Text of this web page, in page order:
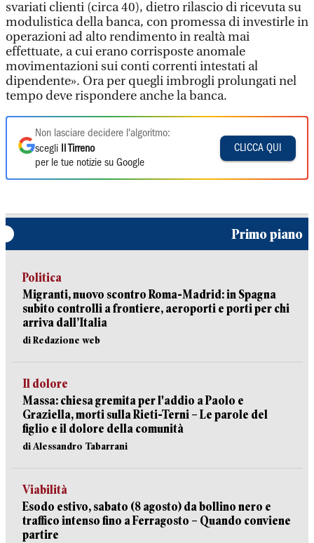
svariati clienti (circa 40), dietro rilascio di ricevuta su
modulistica della banca, con promessa di investirle in
operazioni ad alto rendimento in realtà mai
effettuate, a cui erano corrisposte anomale
movimentazioni sui conti correnti intestati al
dipendente». Ora per quegli imbrogli prolungati nel
tempo deve rispondere anche la banca.
Non lasciare decidere l'algoritmo:
scegli
Il Tirreno
per le tue notizie su Google
CLICCA QUI
Primo piano
Politica
Migranti, nuovo scontro Roma-Madrid: in Spagna
subito controlli a frontiere, aeroporti e porti per chi
arriva dall’Italia
di Redazione web
Il dolore
Massa: chiesa gremita per l'addio a Paolo e
Graziella, morti sulla Rieti-Terni – Le parole del
figlio e il dolore della comunità
di Alessandro Tabarrani
Viabilità
Esodo estivo, sabato (8 agosto) da bollino nero e
traffico intenso fino a Ferragosto – Quando conviene
partire